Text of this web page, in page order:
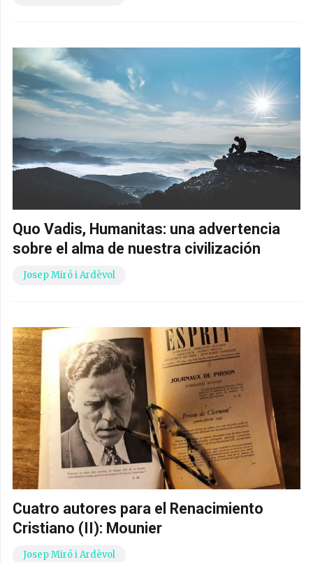
Quo Vadis, Humanitas: una advertencia
sobre el alma de nuestra civilización
Josep Miró i Ardèvol
Cuatro autores para el Renacimiento
Cristiano (II): Mounier
Josep Miró i Ardèvol